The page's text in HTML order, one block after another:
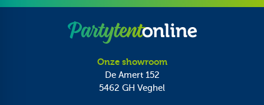
Onze showroom
De Amert 152
5462 GH Veghel